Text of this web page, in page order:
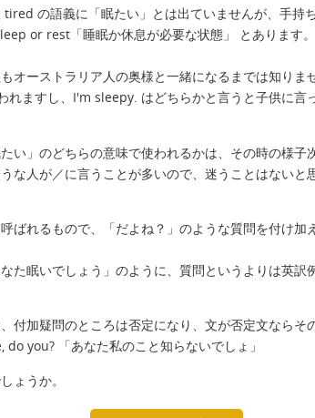
の語義に「眠たい」とは出ていませんが、手持
or rest「睡眠か休息が必要な状態」 とあります。
オーストラリア人の奥様と一緒になるまでは知りま
れますし、I'm sleepy. はどちらかと言うと子供に言
い」のどちらの意味で使われるかは、その時の様子
な人が／に言うことが多いので、迷うことはないと
ばれるもので、「だよね？」のような質問を付け加
た眠いでしょう」のように、質問というよりは英訳
付加疑問のところは否定になり、文が否定文ならそ
you? 「あなた私のこと知らないでしょ」
ょうか。